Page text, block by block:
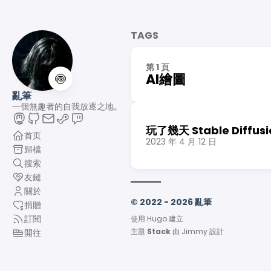
🍥
亂筆
一個無趣者的自我放逐之地。
首页
歸檔
搜索
友鏈
關於
捐贈
訂閱
開往
TAGS
第 1 頁
AI繪圖
玩了幾天 Stable
2023 年 4 月 12 日
© 2022 - 2026 亂筆
使用 Hugo建立
主題 Stack由 Jimmy設計